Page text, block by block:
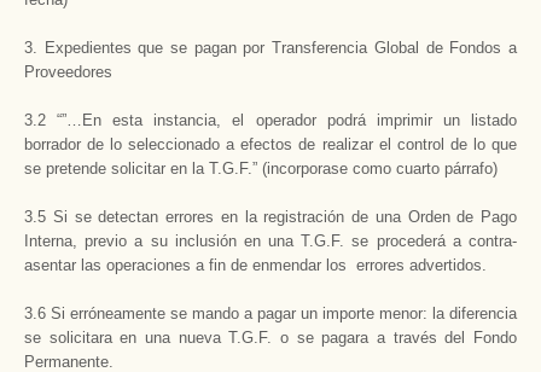
3. Expedientes que se pagan por Transferencia Global de Fondos a
Proveedores
3.2 “”…En esta instancia, el operador podrá imprimir un listado
borrador de lo seleccionado a efectos de realizar el control de lo que
se pretende solicitar en la T.G.F.” (incorporase como cuarto párrafo)
3.5 Si se detectan errores en la registración de una Orden de Pago
Interna, previo a su inclusión en una T.G.F. se procederá a contra-
asentar las operaciones a fin de enmendar los errores advertidos.
3.6 Si erróneamente se mando a pagar un importe menor: la diferencia
se solicitara en una nueva T.G.F. o se pagara a través del Fondo
Permanente.